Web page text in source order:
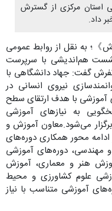
استان مرکزی از گسترش
داد.
》؛ به نقل از روابط عمومی
هم‌اندیشی با سرپرست
گفت: جهاد دانشگاهی با
نیروی انسانی در
با هدف ارتقای سطح
به نیازهای آموزشی
می‌شود.معاون آموزش و
ادامه محور همکاری دوره‌های
مهندسی، دوره‌های آموزشی
هنر و معماری، آموزش
علوم کشاورزی و محیط
آموزشی متناسب با نیاز